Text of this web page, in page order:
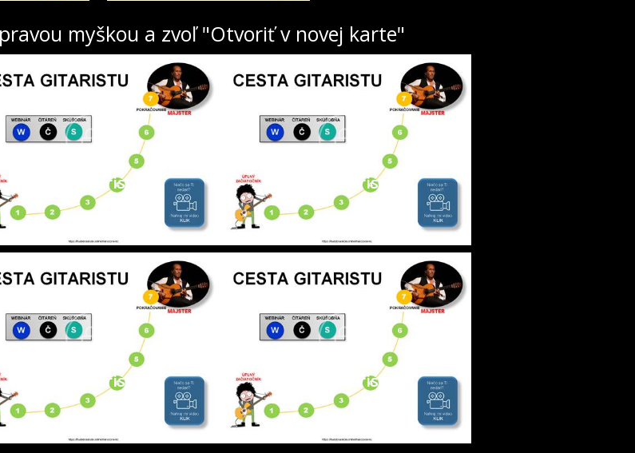
myškou a zvoľ "Otvoriť v novej karte"
Cesta gitaristu 1 Cesta gitaristu 2
Cesta gitaristu 4 Cesta gitaristu 5